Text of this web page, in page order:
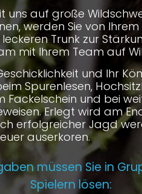
uns auf große
werden Sie von
Trunk zur
mit Ihrem Team auf
und Ihr
Spurenlesen,
Fackelschein und bei
Erlegt wird am
erfolgreicher Jagd
auserkoren.
müssen Sie in
Spielern lösen: